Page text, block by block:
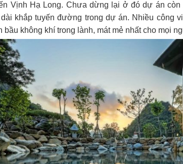
Vịnh Hạ Long. Chưa dừng lại ở đó dự án còn
khắp tuyến đường trong dự án. Nhiều công
bầu không khí trong lành, mát mẻ nhất cho mọi